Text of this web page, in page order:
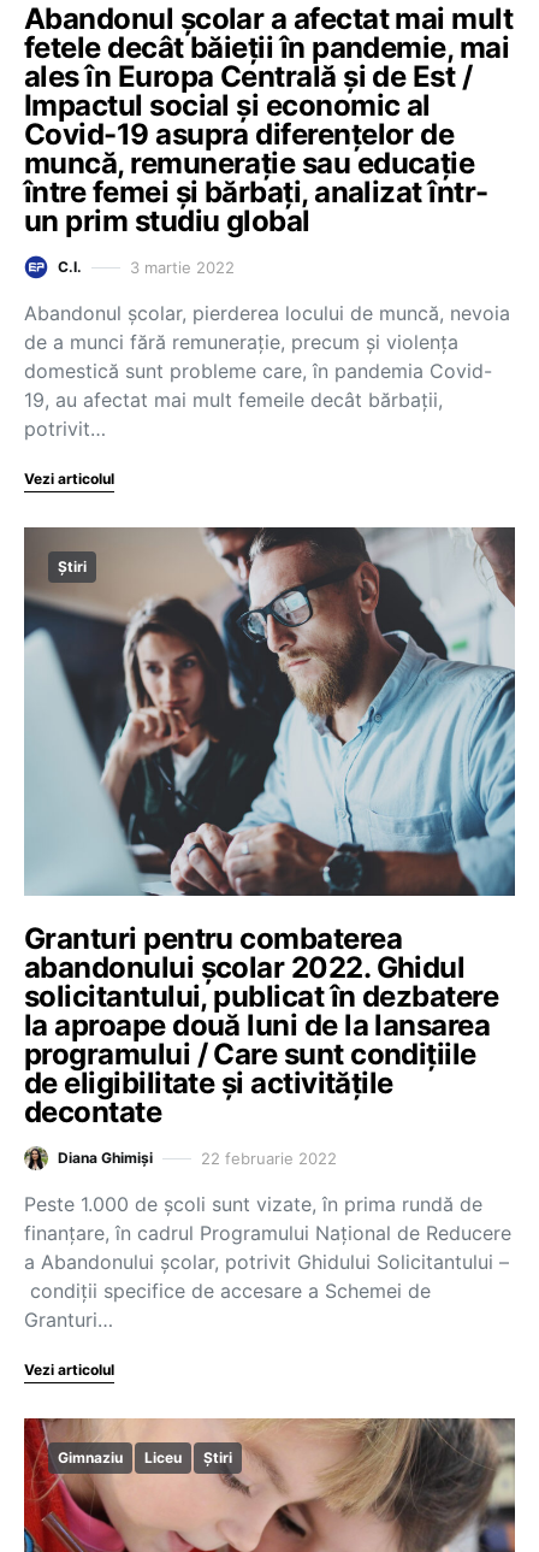
Abandonul școlar a afectat mai mult
fetele decât băieții în pandemie, mai
ales în Europa Centrală și de Est /
Impactul social și economic al
Covid-19 asupra diferențelor de
muncă, remunerație sau educație
între femei și bărbați, analizat într-
un prim studiu global
C.I. 3 martie 2022
Abandonul școlar, pierderea locului de muncă, nevoia
de a munci fără remunerație, precum și violența
domestică sunt probleme care, în pandemia Covid-
19, au afectat mai mult femeile decât bărbații,
potrivit…
Vezi articolul
Știri
Granturi pentru combaterea
abandonului școlar 2022. Ghidul
solicitantului, publicat în dezbatere
la aproape două luni de la lansarea
programului / Care sunt condițiile
de eligibilitate și activitățile
decontate
Diana Ghimiși 22 februarie 2022
Peste 1.000 de școli sunt vizate, în prima rundă de
finanțare, în cadrul Programului Național de Reducere
a Abandonului școlar, potrivit Ghidului Solicitantului –
condiții specifice de accesare a Schemei de
Granturi…
Vezi articolul
Gimnaziu Liceu Știri